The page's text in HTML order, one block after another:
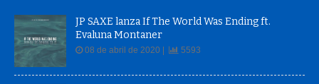
JP SAXE lanza If The World Was Ending ft.
Evaluna Montaner
08 de abril de 2020 | 5593